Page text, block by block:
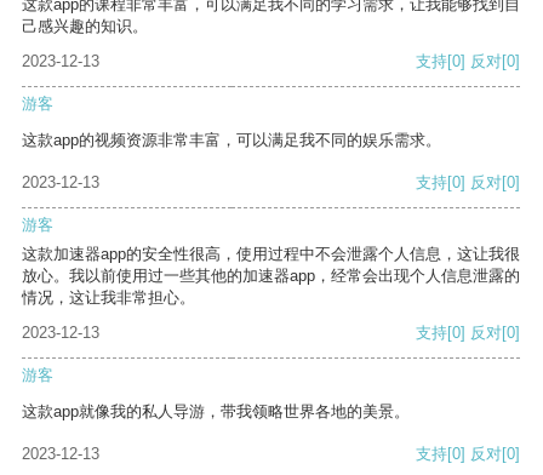
这款app的课程非常丰富，可以满足我不同的学习需求，让我能够找到自
己感兴趣的知识。
2023-12-13
支持[0] 反对[0]
游客
这款app的视频资源非常丰富，可以满足我不同的娱乐需求。
2023-12-13 支持[0] 反对[0]
游客
这款加速器app的安全性很高，使用过程中不会泄露个人信息，这让我很
放心。我以前使用过一些其他的加速器app，经常会出现个人信息泄露的
情况，这让我非常担心。
2023-12-13
支持[0] 反对[0]
游客
这款app就像我的私人导游，带我领略世界各地的美景。
2023-12-13 支持[0] 反对[0]